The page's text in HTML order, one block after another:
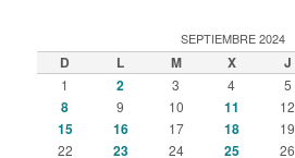
SEPTIEMBRE 2024
D L M X J
1 2 3 4 5
8 9 10 11 12
15 16 17 18 19
22
23 24 25 26